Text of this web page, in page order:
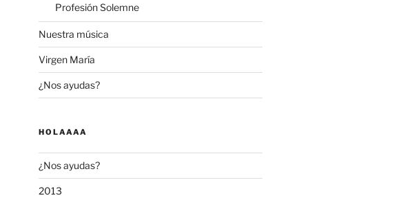
Profesión Solemne
Nuestra música
Virgen María
¿Nos ayudas?
HOLAAAA
¿Nos ayudas?
2013